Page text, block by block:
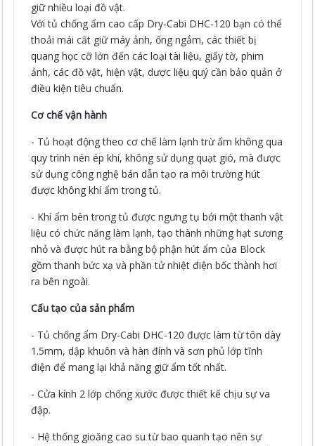
giữ nhiều loại đồ vật.
Với tủ chống ẩm cao cấp Dry-Cabi DHC-120 bạn có thể
thoải mái cất giữ máy ảnh, ống ngắm, các thiết bị
quang học cỡ lớn đến các loại tài liệu, giấy tờ, phim
ảnh, các đồ vật, hiện vật, dược liệu quý cần bảo quản ở
điều kiện tiêu chuẩn.
Cơ chế vận hành
- Tủ hoạt động theo cơ chế làm lạnh trừ ẩm không qua
quy trình nén ép khí, không sử dụng quạt gió, mà được
sử dụng công nghệ bán dẫn tạo ra môi trường hút
được không khí ẩm trong tủ.
- Khí ẩm bên trong tủ được ngưng tụ bởi một thanh vật
liệu có chức năng làm lạnh, tạo thành những hạt sương
nhỏ và được hút ra bằng bộ phận hút ẩm của Block
gồm thanh bức xạ và phần tử nhiệt điện bốc thành hơi
ra bên ngoài.
Cấu tạo của sản phẩm
- Tủ chống ẩm Dry-Cabi DHC-120 được làm từ tôn dày
1.5mm, dập khuôn và hàn đính và sơn phủ lớp tĩnh
điện để mang lại khả năng giữ ẩm tốt nhất.
- Cửa kính 2 lớp chống xước được thiết kế chịu sự va
đập.
- Hệ thống gioăng cao su từ bao quanh tạo nên sự